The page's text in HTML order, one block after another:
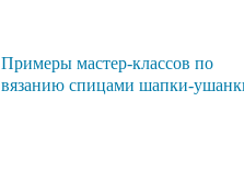
Примеры мастер-классов по
вязанию спицами шапки-